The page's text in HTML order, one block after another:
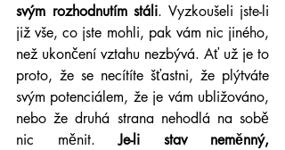
svým rozhodnutím stáli. Vyzkoušeli jste-li
již vše, co jste mohli, pak vám nic jiného,
než ukončení vztahu nezbývá. Ať už je to
proto, že se necítíte šťastni, že plýtváte
svým potenciálem, že je vám ubližováno,
nebo že druhá strana nehodlá na sobě
nic měnit. Je-li stav neměnný,